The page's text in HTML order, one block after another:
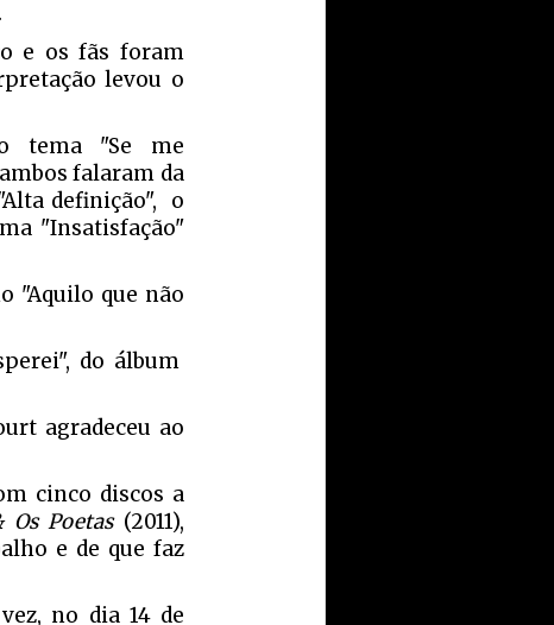
e os fãs foram
levou o
tema "Se me
falaram da
definição", o
"Insatisfação"
"Aquilo que não
do álbum
agradeceu ao
cinco discos a
Os Poetas(2011),
e de que faz
no dia 14 de